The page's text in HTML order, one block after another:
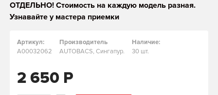
ОТДЕЛЬНО! Стоимость на каждую модель разная.
Узнавайте у мастера приемки
Артикул:
A00032062
Производитель
AUTOBACS, Сингапур.
Наличие:
30 шт.
2 650 Р